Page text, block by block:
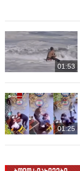
01:53
01:25